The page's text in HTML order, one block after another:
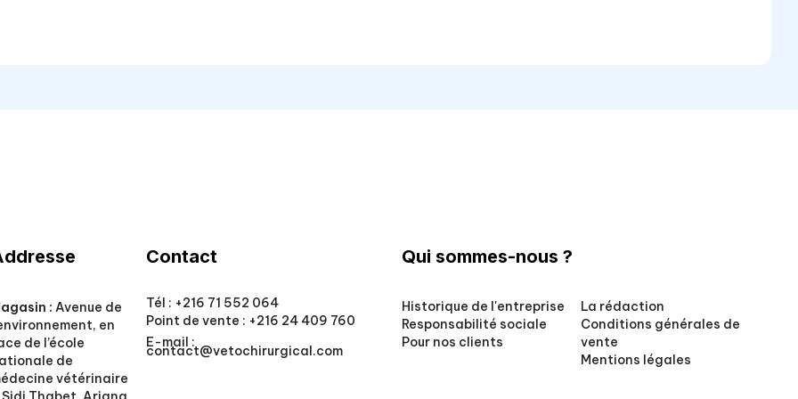
: Avenue de
en
de l’école
de
vétérinaire
Contact
Tél : +216 71 552 064
Point de vente : +216 24 409 760
E-mail :
contact@vetochirurgical.com
Qui sommes-nous ?
Historique de l'entreprise
Responsabilité sociale
Pour nos clients
La rédaction
Conditions générales de
vente
Mentions légales